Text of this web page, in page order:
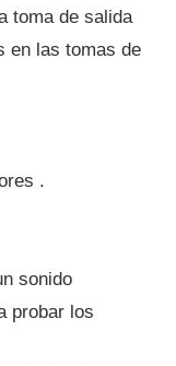
toma de salida
en las tomas de
.
sonido
probar los